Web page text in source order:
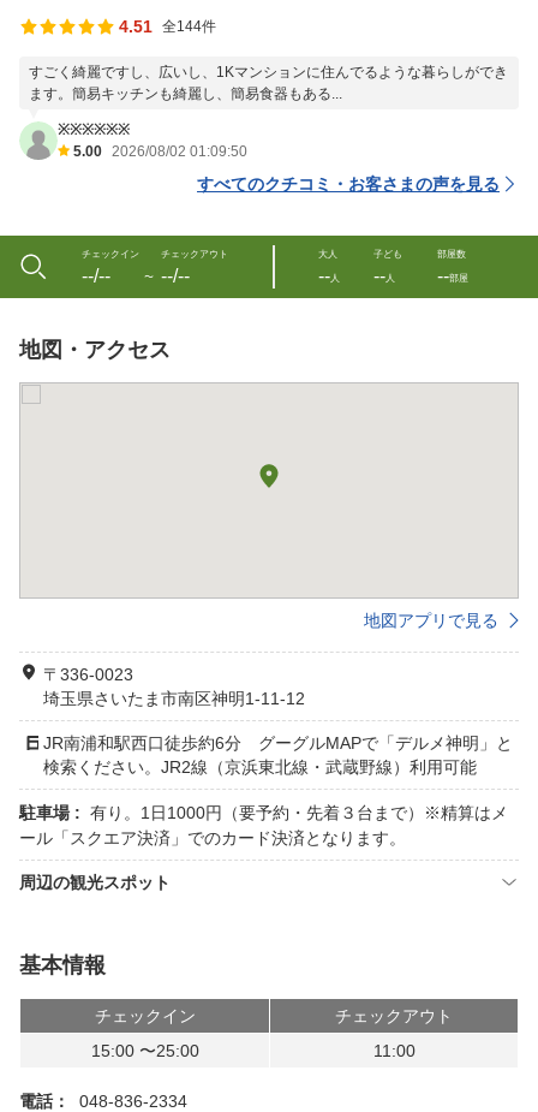
4.51 全144件
すごく綺麗ですし、広いし、1Kマンションに住んでるような暮らしができ
ます。簡易キッチンも綺麗し、簡易食器もある...
※※※※※※
5.00 2026/08/02 01:09:50
すべてのクチコミ・お客さまの声を見る
チェックイン
--/-- 〜
チェックアウト
--/--
大人
--人
子ども
--人
部屋数
--部屋
地図・アクセス
地図アプリで見る
〒336-0023
埼玉県さいたま市南区神明1-11-12
JR南浦和駅西口徒歩約6分 グーグルMAPで「デルメ神明」と
検索ください。JR2線（京浜東北線・武蔵野線）利用可能
駐車場 : 有り。1日1000円（要予約・先着３台まで）※精算はメ
ール「スクエア決済」でのカード決済となります。
周辺の観光スポット
基本情報
チェックイン
チェックアウト
15:00 〜25:00
11:00
電話：
048-836-2334